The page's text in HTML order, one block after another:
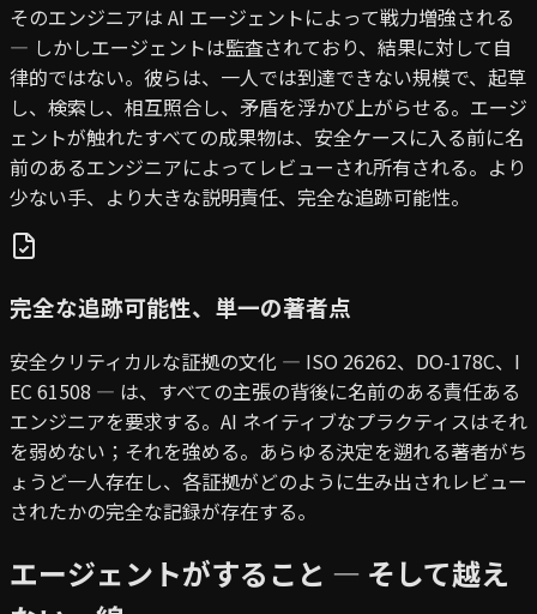
そのエンジニアは AI エージェントによって戦力増強される
— しかしエージェントは監査されており、結果に対して自
律的ではない。彼らは、一人では到達できない規模で、起草
し、検索し、相互照合し、矛盾を浮かび上がらせる。エージ
ェントが触れたすべての成果物は、安全ケースに入る前に名
前のあるエンジニアによってレビューされ所有される。より
少ない手、より大きな説明責任、完全な追跡可能性。
完全な追跡可能性、単一の著者点
安全クリティカルな証拠の文化 — ISO 26262、DO-178C、I
EC 61508 — は、すべての主張の背後に名前のある責任ある
エンジニアを要求する。AI ネイティブなプラクティスはそれ
を弱めない；それを強める。あらゆる決定を遡れる著者がち
ょうど一人存在し、各証拠がどのように生み出されレビュー
されたかの完全な記録が存在する。
エージェントがすること — そして越え